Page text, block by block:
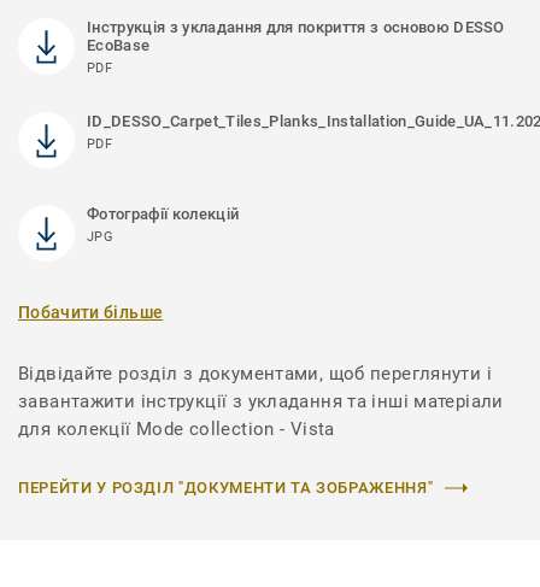
Інструкція з укладання для покриття з основою DESSO
EcoBase
PDF
PDF
Фотографії колекцій
JPG
Побачити більше
Відвідайте розділ з документами, щоб переглянути і
завантажити інструкції з укладання та інші матеріали
для колекції Mode collection - Vista
ПЕРЕЙТИ У РОЗДІЛ "ДОКУМЕНТИ ТА ЗОБРАЖЕННЯ"